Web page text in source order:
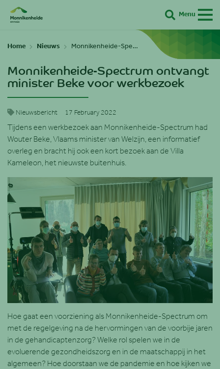
Zoeken
Menu
Home Nieuws Monnikenheide-Spe…
Monnikenheide-Spectrum ontvangt
minister Beke voor werkbezoek
Nieuwsbericht 17 February 2022
Tijdens een werkbezoek aan Monnikenheide-Spectrum had
Wouter Beke, Vlaams minister van Welzijn, een informatief
overleg en bracht hij ook een kort bezoek aan de Villa
Kameleon, het nieuwste buitenhuis.
Hoe gaat een voorziening als Monnikenheide-Spectrum om
met de regelgeving na de hervormingen van de voorbije jaren
in de gehandicaptenzorg? Welke rol spelen we in de
evoluerende gezondheidszorg en in de maatschappij in het
algemeen? Hoe doorstaan we de pandemie en hoe kijken we